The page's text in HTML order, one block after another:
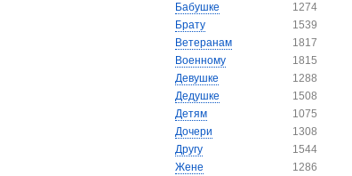
Бабушке
1274
Брату
1539
Ветеранам
1817
Военному
1815
Девушке
1288
Дедушке
1508
Детям
1075
Дочери
1308
Другу
1544
Жене
1286